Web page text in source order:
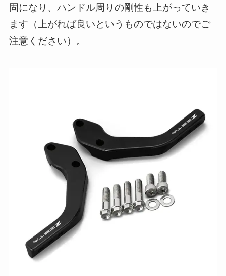
固になり、ハンドル周りの剛性も上がっていき
ます（上がれば良いというものではないのでご
注意ください）。